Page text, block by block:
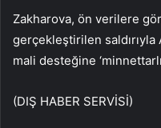
Zakharova, ön verilere
gerçekleştirilen
mali desteğine
(DIŞ HABER SERVİSİ)